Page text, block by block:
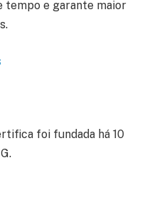
tempo e garante maior
foi fundada há 10